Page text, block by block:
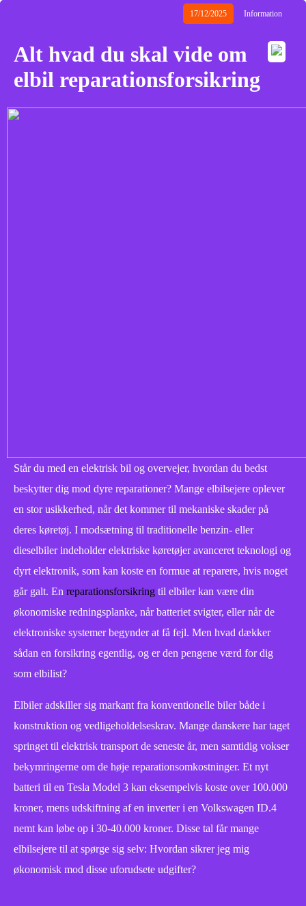
17/12/2025 Information
Alt hvad du skal vide om
elbil reparationsforsikring
Står du med en elektrisk bil og overvejer, hvordan du bedst
beskytter dig mod dyre reparationer? Mange elbilsejere oplever
en stor usikkerhed, når det kommer til mekaniske skader på
deres køretøj. I modsætning til traditionelle benzin- eller
dieselbiler indeholder elektriske køretøjer avanceret teknologi og
dyrt elektronik, som kan koste en formue at reparere, hvis noget
går galt. En reparationsforsikring til elbiler kan være din
økonomiske redningsplanke, når batteriet svigter, eller når de
elektroniske systemer begynder at få fejl. Men hvad dækker
sådan en forsikring egentlig, og er den pengene værd for dig
som elbilist?
Elbiler adskiller sig markant fra konventionelle biler både i
konstruktion og vedligeholdelseskrav. Mange danskere har taget
springet til elektrisk transport de seneste år, men samtidig vokser
bekymringerne om de høje reparationsomkostninger. Et nyt
batteri til en Tesla Model 3 kan eksempelvis koste over 100.000
kroner, mens udskiftning af en inverter i en Volkswagen ID.4
nemt kan løbe op i 30-40.000 kroner. Disse tal får mange
elbilsejere til at spørge sig selv: Hvordan sikrer jeg mig
økonomisk mod disse uforudsete udgifter?